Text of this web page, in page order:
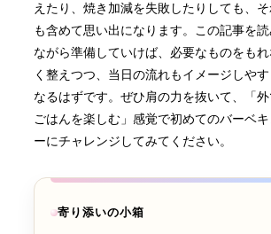
えたり、焼き加減を失敗したりしても、
も含めて思い出になります。この記事を
ながら準備していけば、必要なものをもれ
く整えつつ、当日の流れもイメージしやす
なるはずです。ぜひ肩の力を抜いて、「
ごはんを楽しむ」感覚で初めてのバーベキ
ーにチャレンジしてみてください。
寄り添いの小箱